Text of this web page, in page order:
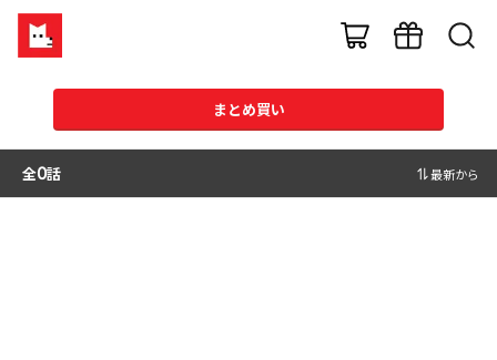
まとめ買い
全0話 最新から